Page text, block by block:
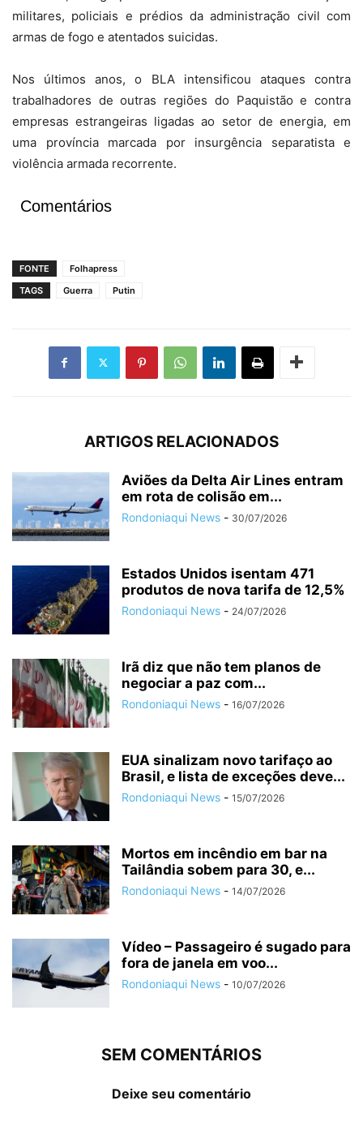
militares, policiais e prédios da administração civil com
armas de fogo e atentados suicidas.
Nos últimos anos, o BLA intensificou ataques contra
trabalhadores de outras regiões do Paquistão e contra
empresas estrangeiras ligadas ao setor de energia, em
uma província marcada por insurgência separatista e
violência armada recorrente.
Comentários
FONTE
Folhapress
TAGS
Guerra Putin
ARTIGOS RELACIONADOS
Aviões da Delta Air Lines entram
em rota de colisão em...
Rondoniaqui News - 30/07/2026
Estados Unidos isentam 471
produtos de nova tarifa de 12,5%
Rondoniaqui News - 24/07/2026
Irã diz que não tem planos de
negociar a paz com...
Rondoniaqui News - 16/07/2026
EUA sinalizam novo tarifaço ao
Brasil, e lista de exceções deve...
Rondoniaqui News - 15/07/2026
Mortos em incêndio em bar na
Tailândia sobem para 30, e...
Rondoniaqui News - 14/07/2026
Vídeo – Passageiro é sugado para
fora de janela em voo...
Rondoniaqui News - 10/07/2026
SEM COMENTÁRIOS
Deixe seu comentário